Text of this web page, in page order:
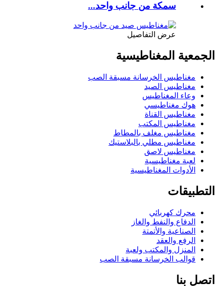
سمكة من جانب واحد...
عرض التفاصيل
الجمعية المغناطيسية
مغناطيس الخرسانة مسبقة الصب
مغناطيس الصيد
وعاء المغناطيس
هوك مغناطيسي
مغناطيس القناة
مغناطيس المكتب
مغناطيس مغلف بالمطاط
مغناطيس مطلي بالبلاستيك
مغناطيس لاصق
لعبة مغناطيسية
الأدوات المغناطيسية
التطبيقات
محرك كهربائي
الدفاع والنفط والغاز
الصناعية والأتمتة
الرفع والعقد
المنزل والمكتب ولعبة
قوالب الخرسانة مسبقة الصب
اتصل بنا